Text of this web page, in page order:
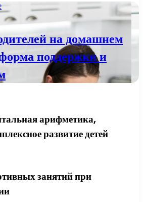
на домашнем
поддержки и
арифметика,
развитие детей
занятий при